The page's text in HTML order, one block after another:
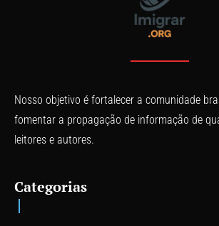
Nosso objetivo é fortalecer a comunidade
fomentar a propagação de informação de
leitores e autores.
Categorias